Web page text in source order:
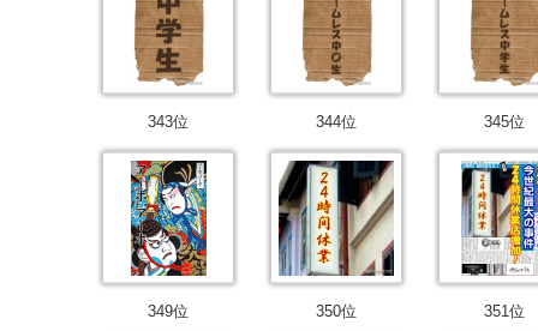
343位 344位 345位
349位 350位 351位